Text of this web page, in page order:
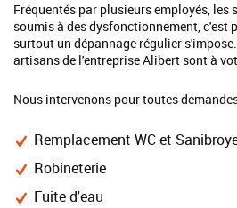
Fréquentés par plusieurs employés,
soumis à des dysfonctionnement, c'est
surtout un dépannage régulier
artisans de l'entreprise Alibert sont à
Nous intervenons pour toutes
Remplacement WC et
Robineterie
Fuite d'eau